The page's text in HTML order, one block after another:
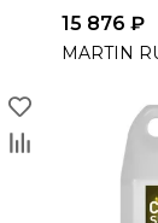
15 876 ₽
MARTIN